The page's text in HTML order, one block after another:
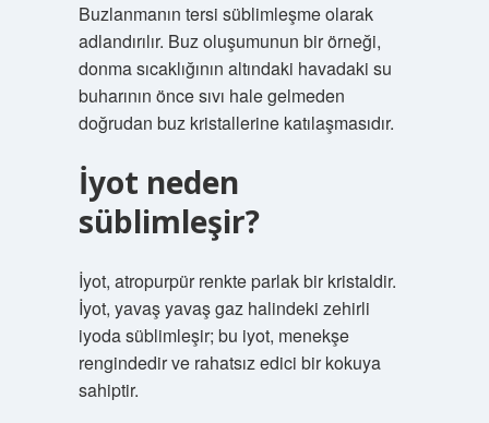
Buzlanmanın tersi süblimleşme olarak
adlandırılır. Buz oluşumunun bir örneği,
donma sıcaklığının altındaki havadaki su
buharının önce sıvı hale gelmeden
doğrudan buz kristallerine katılaşmasıdır.
İyot neden
süblimleşir?
İyot, atropurpür renkte parlak bir kristaldir.
İyot, yavaş yavaş gaz halindeki zehirli
iyoda süblimleşir; bu iyot, menekşe
rengindedir ve rahatsız edici bir kokuya
sahiptir.